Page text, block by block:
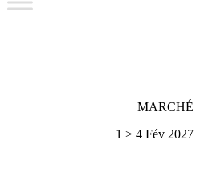
MARCHÉ
1 > 4 Fév 2027